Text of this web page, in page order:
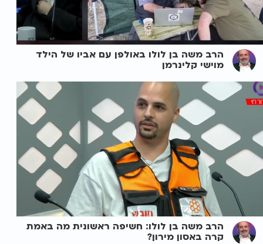
הרב משה בן לולו באולפן עם אביו של הילד
מוישי קלינרמן
הרב משה בן לולו: חשיפה ראשונית מה באמת
קרה באסון מירון?